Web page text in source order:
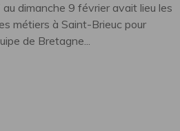
au dimanche 9 février avait lieu les
métiers à Saint-Brieuc pour
de Bretagne...